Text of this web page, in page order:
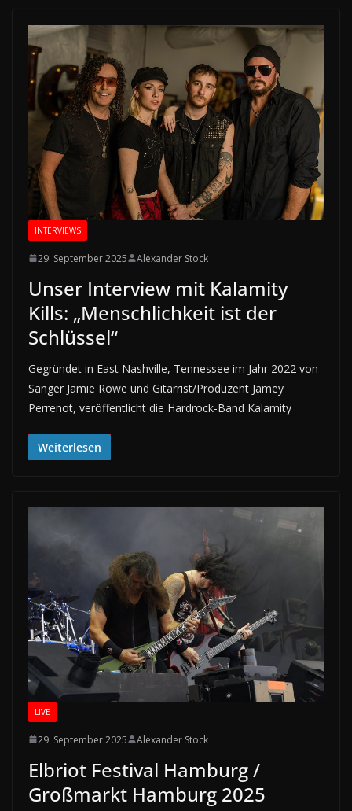
INTERVIEWS
29. September 2025 Alexander Stock
Unser Interview mit Kalamity
Kills: „Menschlichkeit ist der
Schlüssel“
Gegründet in East Nashville, Tennessee im Jahr 2022 von
Sänger Jamie Rowe und Gitarrist/Produzent Jamey
Perrenot, veröffentlicht die Hardrock-Band Kalamity
Weiterlesen
LIVE
29. September 2025 Alexander Stock
Elbriot Festival Hamburg /
Großmarkt Hamburg 2025